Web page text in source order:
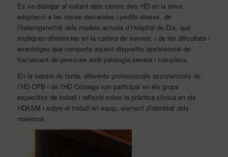
Es va dialogar al voltant dels canvis dels HD en la seva
adaptació a les noves demandes i perfils atesos, de
l’heterogeneïtat dels models actuals d’Hospital de Dia, que
impliquen diferències en la cartera de serveis, i de les dificultats i
avantatges que comporta aquest dispositiu assistencial de
tractament de persones amb patologia severa i complexa.
En la sessió de tarda, diferents professionals assistencials de
l’HD CPB i de l’HD Còrsega van participar en els grups
específics de treball i reflexió sobre la pràctica clínica en els
HDASM i sobre el treball en equip, element d’identitat dels
mateixos.